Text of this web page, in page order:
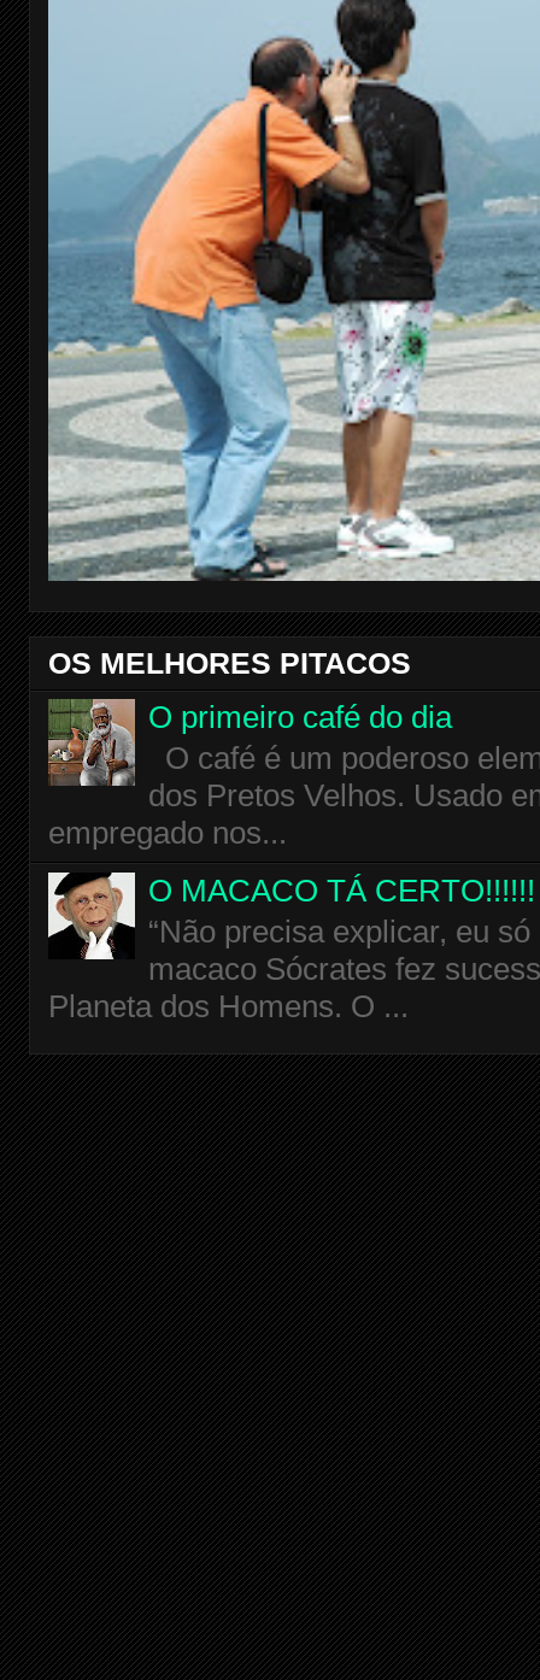
OS MELHORES PITACOS
O primeiro café do dia
O café é um poderoso
dos Pretos Velhos. Usado
empregado nos...
O MACACO TÁ CERTO!!!!!!
“Não precisa explicar, eu
macaco Sócrates fez
Planeta dos Homens. O ...